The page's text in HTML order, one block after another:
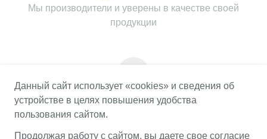
Мы производители и уверены в качестве своей
продукции
Гарантия на весь срок службы
Данный сайт использует «cookies» и сведения об
устройстве в целях повышения удобства
пользования сайтом.
Продолжая работу с сайтом, вы даете свое согласие